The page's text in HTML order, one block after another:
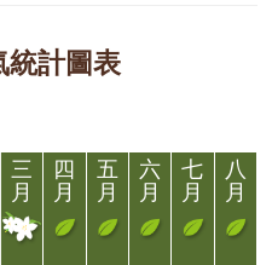
統計圖表
三
月
四
月
五
月
六
月
七
月
八
月